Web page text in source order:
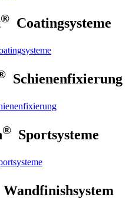
® Coatingsysteme
Schienenfixierung
® Sportsysteme
Wandfinishsystem